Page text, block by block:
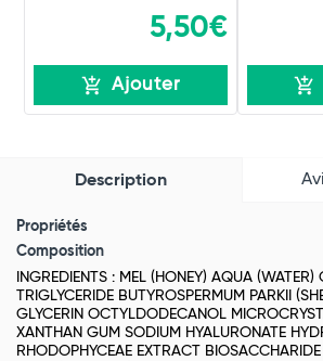
5,50€
Ajouter
Description
Propriétés
Composition
INGREDIENTS : MEL (HONEY) AQUA
TRIGLYCERIDE BUTYROSPERMUM PARKII
GLYCERIN OCTYLDODECANOL
XANTHAN GUM SODIUM HYALURONATE
RHODOPHYCEAE EXTRACT